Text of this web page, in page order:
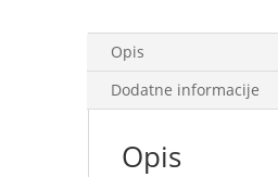
Opis
Dodatne informacije
Opis